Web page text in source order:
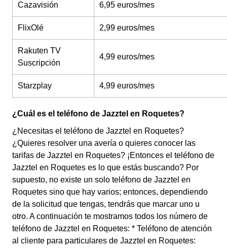
Cazavisión 6,95 euros/mes
FlixOlé 2,99 euros/mes
Rakuten TV
Suscripción
4,99 euros/mes
Starzplay 4,99 euros/mes
¿Cuál es el teléfono de Jazztel en Roquetes?
¿Necesitas el teléfono de Jazztel en Roquetes?
¿Quieres resolver una avería o quieres conocer las
tarifas de Jazztel en Roquetes? ¡Entonces el teléfono de
Jazztel en Roquetes es lo que estás buscando? Por
supuesto, no existe un solo teléfono de Jazztel en
Roquetes sino que hay varios; entonces, dependiendo
de la solicitud que tengas, tendrás que marcar uno u
otro. A continuación te mostramos todos los número de
teléfono de Jazztel en Roquetes: * Teléfono de atención
al cliente para particulares de Jazztel en Roquetes: